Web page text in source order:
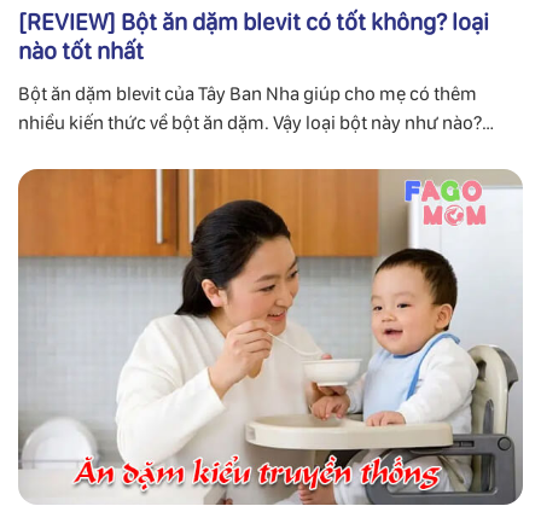
[REVIEW] Bột ăn dặm blevit có tốt không? loại
nào tốt nhất
Bột ăn dặm blevit của Tây Ban Nha giúp cho mẹ có thêm
nhiều kiến thức về bột ăn dặm. Vậy loại bột này như nào?